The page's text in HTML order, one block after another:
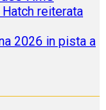
reiterata
2026 in pista a